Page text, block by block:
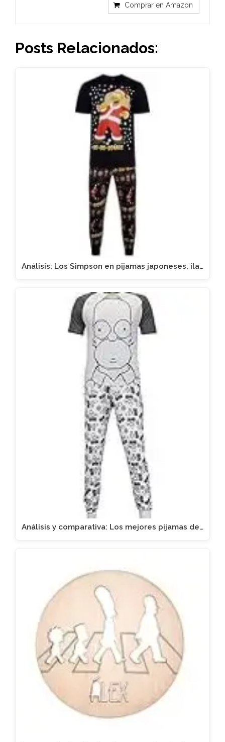
Comprar en Amazon
Posts Relacionados:
Análisis: Los Simpson en pijamas japoneses, ¡la…
Análisis y comparativa: Los mejores pijamas de…